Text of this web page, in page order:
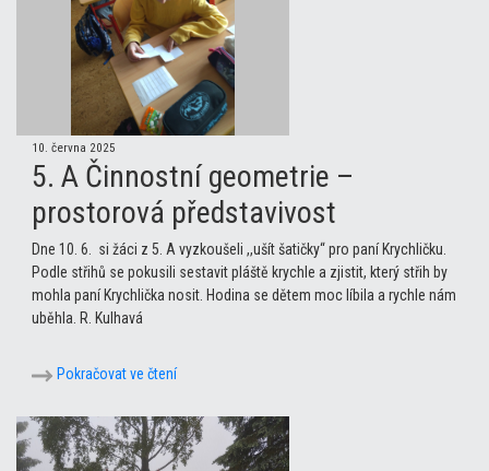
10. června 2025
5. A Činnostní geometrie –
prostorová představivost
Dne 10. 6. si žáci z 5. A vyzkoušeli ,,ušít šatičky“ pro paní Krychličku.
Podle střihů se pokusili sestavit pláště krychle a zjistit, který střih by
mohla paní Krychlička nosit. Hodina se dětem moc líbila a rychle nám
uběhla. R. Kulhavá
Pokračovat ve čtení